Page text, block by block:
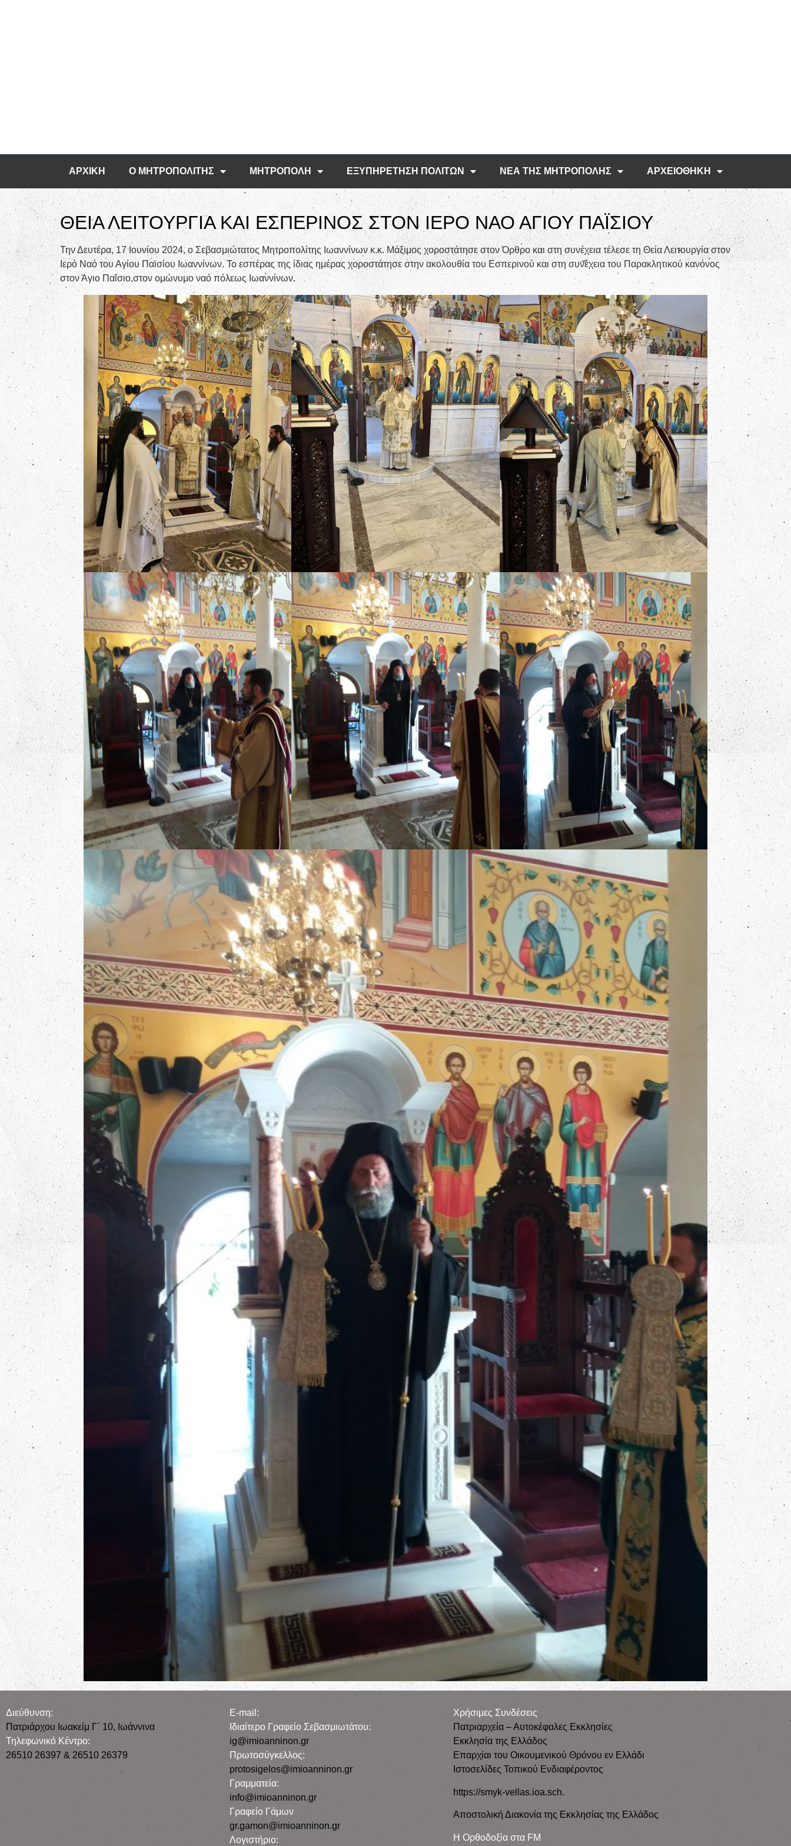
ΑΡΧΙΚΗ Ο ΜΗΤΡΟΠΟΛΙΤΗΣ ΜΗΤΡΟΠΟΛΗ ΕΞΥΠΗΡΕΤΗΣΗ ΠΟΛΙΤΩΝ ΝΕΑ ΤΗΣ ΜΗΤΡΟΠΟΛΗΣ ΑΡΧΕΙΟΘΗΚΗ
ΘΕΙΑ ΛΕΙΤΟΥΡΓΙΑ ΚΑΙ ΕΣΠΕΡΙΝΟΣ ΣΤΟΝ ΙΕΡΟ ΝΑΟ ΑΓΙΟΥ ΠΑΪΣΙΟΥ
Την Δευτέρα, 17 Ιουνίου 2024, ο Σεβασμιώτατος Μητροπολίτης Ιωαννίνων κ.κ. Μάξιμος χοροστάτησε στον Όρθρο και στη συνέχεια τέλεσε τη Θεία Λειτουργία στον
Ιερό Ναό του Αγίου Παϊσίου Ιωαννίνων. Το εσπέρας της ίδιας ημέρας χοροστάτησε στην ακολουθία του Εσπερινού και στη συνέχεια του Παρακλητικού κανόνος
στον Άγιο Παΐσιο,στον ομώνυμο ναό πόλεως Ιωαννίνων.
Διεύθυνση:
Πατριάρχου Ιωακείμ Γ΄ 10, Iωάννινα
Τηλεφωνικό Κέντρο:
26510 26397 & 26510 26379
E-mail:
Iδιαίτερο Γραφείο Σεβασμιωτάτου:
ig@imioanninon.gr
Πρωτοσύγκελλος:
protosigelos@imioanninon.gr
Γραμματεία:
info@imioanninon.gr
Γραφείο Γάμων
gr.gamon@imioanninon.gr
Λογιστήριο:
Χρήσιμες Συνδέσεις
Πατριαρχεία – Αυτοκέφαλες Εκκλησίες
Εκκλησία της Ελλάδος
Επαρχίαι του Οικουμενικού Θρόνου εν Ελλάδι
Ιστοσελίδες Τοπικού Ενδιαφέροντος
https://smyk-vellas.ioa.sch.
Αποστολική Διακονία της Εκκλησίας της Ελλάδος
Η Ορθοδοξία στα FM